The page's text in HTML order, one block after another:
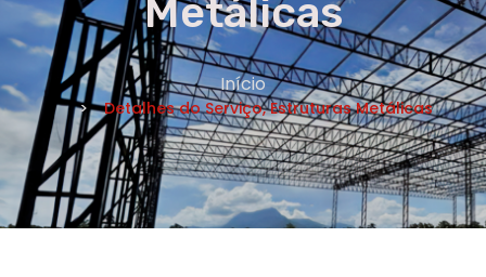
TELEFONE *
CIDADE *
MENSAGEM *